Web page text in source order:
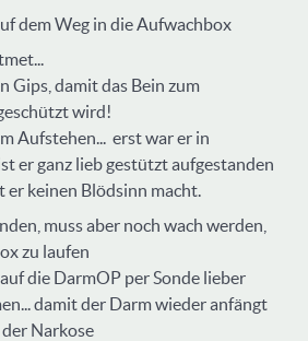
dem Weg in die Aufwachbox
Gips, damit das Bein zum
wird!
Aufstehen... erst war er in
er ganz lieb gestützt aufgestanden
er keinen Blödsinn macht.
muss aber noch wach werden,
zu laufen
die DarmOP per Sonde lieber
damit der Darm wieder anfängt
Narkose